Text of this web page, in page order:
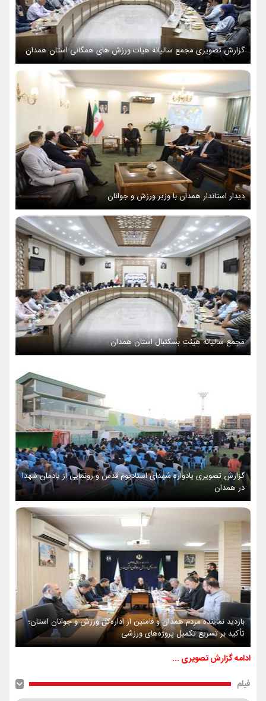
گزارش تصویری مجمع سالیانه هیات ورزش های همگانی استان همدان
دیدار استاندار همدان با وزیر ورزش و جوانان
مجمع سالیانه هیئت بسکتبال استان همدان
گزارش تصویری یادواره شهدای استادیوم قدس و رونمایی از یادمان شهدا
در همدان
بازدید نماینده مردم همدان و فامنین از اداره‌کل ورزش و جوانان استان؛
تأکید بر تسریع تکمیل پروژه‌های ورزشی
ادامه گزارش تصویری ...
فیلم